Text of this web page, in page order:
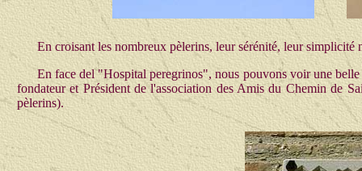
En croisant les nombreux pèlerins, leur sérénité, leur
En face del "Hospital peregrinos", nous pouvons voir une
fondateur et Président de l'association des Amis du Chemin de
pèlerins).